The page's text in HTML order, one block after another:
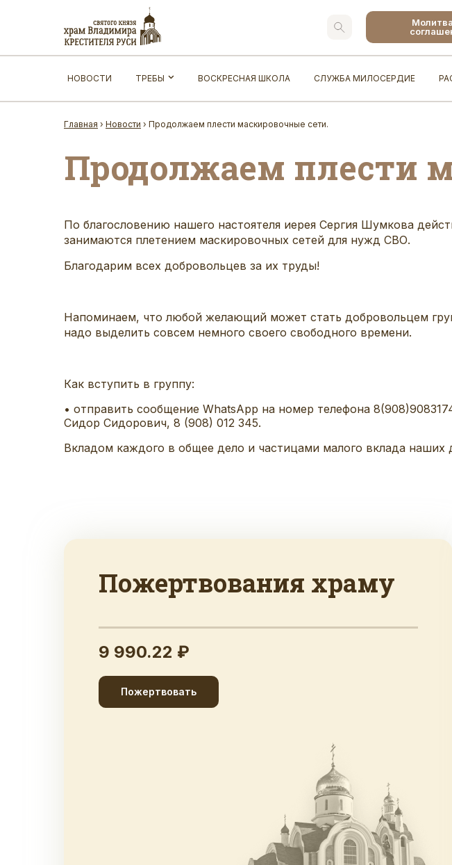
НОВОСТИ ТРЕБЫ ВОСКРЕСНАЯ ШКОЛА СЛУЖБА МИЛОСЕРДИЕ
Главная › Новости › Продолжаем плести маскировочные сети.
Продолжаем плести
По благословению нашего настоятеля иерея Сергия Шумкова
занимаются плетением маскировочных сетей для нужд СВО.
Благодарим всех добровольцев за их труды!
Напоминаем, что любой желающий может стать добровольцем
надо выделить совсем немного своего свободного времени.
Как вступить в группу:
• отправить сообщение WhatsApp на номер телефона 8(908)908
Сидор Сидорович, 8 (908) 012 345.
Вкладом каждого в общее дело и частицами малого вклада
Пожертвования храму
9 990.22 ₽
Пожертвовать